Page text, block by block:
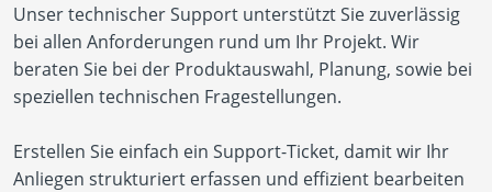
Unser technischer Support unterstützt Sie zuverlässig
bei allen Anforderungen rund um Ihr Projekt. Wir
beraten Sie bei der Produktauswahl, Planung, sowie bei
speziellen technischen Fragestellungen.
Erstellen Sie einfach ein Support-Ticket, damit wir Ihr
Anliegen strukturiert erfassen und effizient bearbeiten